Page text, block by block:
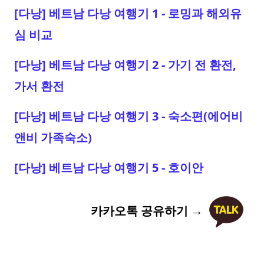
[다낭] 베트남 다낭 여행기 1 - 로밍과 해외유
심 비교
[다낭] 베트남 다낭 여행기 2 - 가기 전 환전,
가서 환전
[다낭] 베트남 다낭 여행기 3 - 숙소편(에어비
앤비 가족숙소)
[다낭] 베트남 다낭 여행기 5 - 호이안
카카오톡 공유하기 →